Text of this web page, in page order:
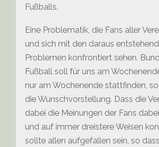
Fußballs.
Eine Problematik, die Fans aller
und sich mit den daraus
Problemen konfrontiert sehen.
Fußball soll für uns am
nur am Wochenende stattfinden,
die Wunschvorstellung. Dass die
dabei die Meinungen der Fans
und auf immer dreistere Weisen
sollte allen aufgefallen sein, so